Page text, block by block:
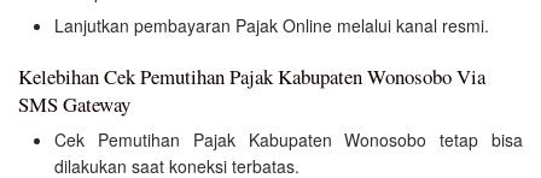
Lanjutkan pembayaran Pajak Online melalui kanal resmi.
Kelebihan Cek Pemutihan Pajak Kabupaten Wonosobo Via
SMS Gateway
Cek Pemutihan Pajak Kabupaten Wonosobo tetap bisa
dilakukan saat koneksi terbatas.